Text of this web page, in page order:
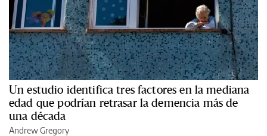
Un estudio identifica tres factores en la mediana
edad que podrían retrasar la demencia más de
una década
Andrew Gregory